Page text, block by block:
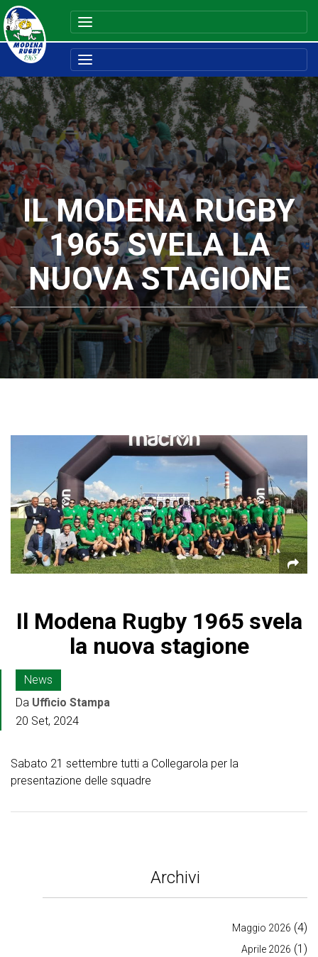
IL MODENA RUGBY
1965 SVELA LA
NUOVA STAGIONE
Il Modena Rugby 1965 svela
la nuova stagione
News
Da Ufficio Stampa
20 Set, 2024
Sabato 21 settembre tutti a Collegarola per la
presentazione delle squadre
Archivi
Maggio 2026 (4)
Aprile 2026 (1)